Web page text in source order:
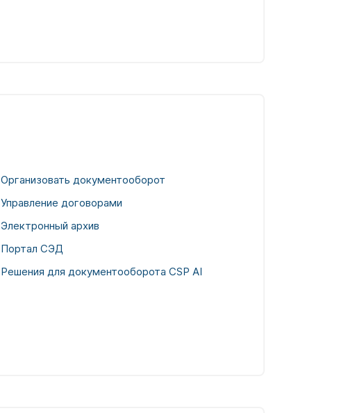
Организовать документооборот
Управление договорами
Электронный архив
Портал СЭД
Решения для документооборота CSP AI